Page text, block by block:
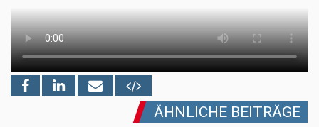
ÄHNLICHE BEITRÄGE